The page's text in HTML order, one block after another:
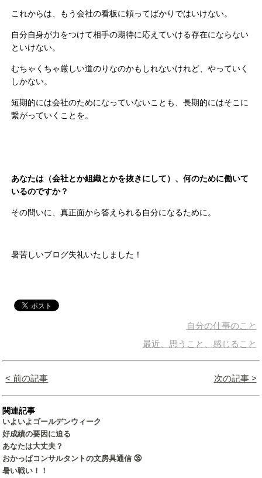
これからは、もう会社の看板に頼ってばかりではいけない。
自分自身が力をつけて相手の期待に応えていける存在にならない
といけない。
むちゃくちゃ厳しい道のりなのかもしれないけれど、やっていく
しかない。
短期的には会社のためになっていないことも、長期的にはそこに
繋がっていくことを。
あなたは（会社とか組織とかを抜きにして）、何のために働いて
いるのですか？
その問いに、真正面から答えられる自分になるために。
暑苦しいブログ失礼いたしました！
自分の仕事のこと
最近、思うこと、感じること
< 前の記事 次の記事 >
関連記事
いよいよゴールデンウィーク
好成績の要因に迫る
あなたは大丈夫？
おかっぱコンサルタントの文房具通信 ㉟
暑い戦い！！